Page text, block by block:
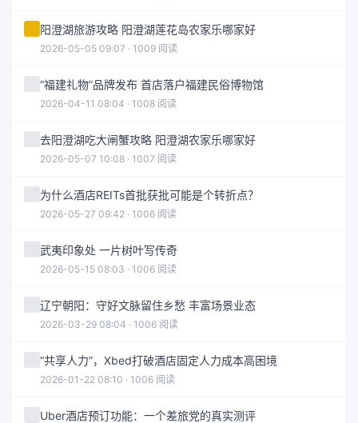
阳澄湖旅游攻略 阳澄湖莲花岛农家乐哪家好
2026-05-05 09:07 · 1009 阅读
“福建礼物”品牌发布 首店落户福建民俗博物馆
2026-04-11 08:04 · 1008 阅读
去阳澄湖吃大闸蟹攻略 阳澄湖农家乐哪家好
2026-05-07 10:08 · 1007 阅读
为什么酒店REITs首批获批可能是个转折点？
2026-05-27 09:42 · 1006 阅读
武夷印象处 一片树叶写传奇
2026-05-15 08:03 · 1006 阅读
辽宁朝阳：守好文脉留住乡愁 丰富场景业态
2026-03-29 08:04 · 1006 阅读
“共享人力”，Xbed打破酒店固定人力成本高困境
2026-01-22 08:10 · 1006 阅读
Uber酒店预订功能：一个差旅党的真实测评